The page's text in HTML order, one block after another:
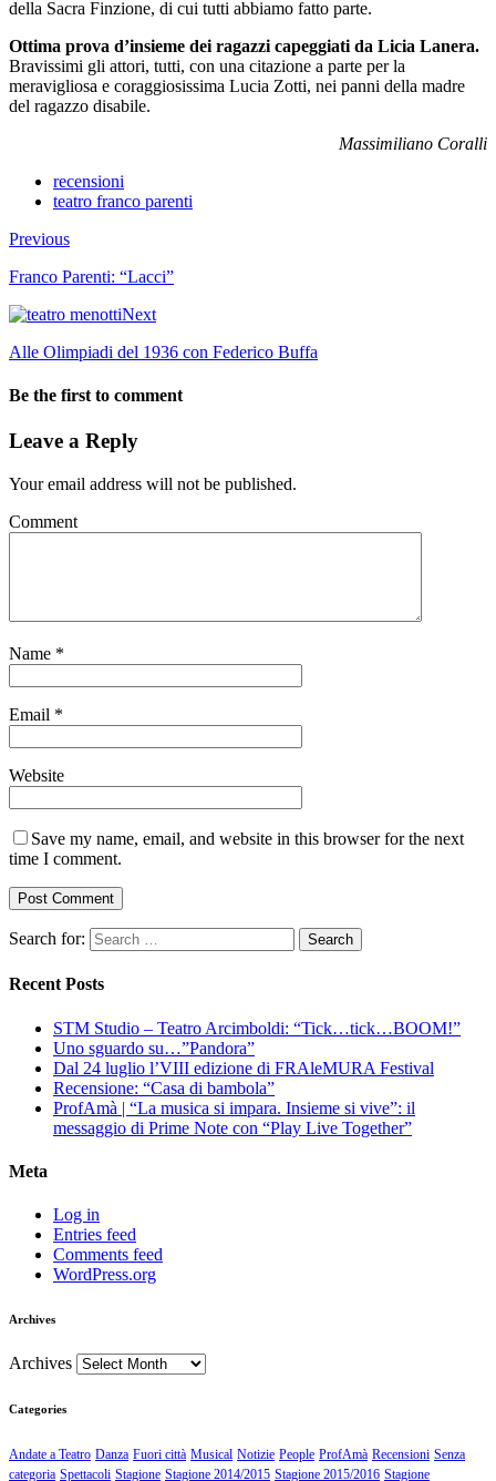
della Sacra Finzione, di cui tutti abbiamo fatto parte.
Ottima prova d’insieme dei ragazzi capeggiati da Licia Lanera.
Bravissimi gli attori, tutti, con una citazione a parte per la
meravigliosa e coraggiosissima Lucia Zotti, nei panni della madre
del ragazzo disabile.
Massimiliano Coralli
recensioni
teatro franco parenti
Previous
Franco Parenti: “Lacci”
Next
Alle Olimpiadi del 1936 con Federico Buffa
Be the first to comment
Leave a Reply
Your email address will not be published.
Comment
Name *
Email *
Website
Save my name, email, and website in this browser for the next
time I comment.
Search for:
Recent Posts
STM Studio – Teatro Arcimboldi: “Tick…tick…BOOM!”
Uno sguardo su…”Pandora”
Dal 24 luglio l’VIII edizione di FRAleMURA Festival
Recensione: “Casa di bambola”
ProfAmà | “La musica si impara. Insieme si vive”: il
messaggio di Prime Note con “Play Live Together”
Meta
Log in
Entries feed
Comments feed
WordPress.org
Archives
Archives
Categories
Andate a Teatro Danza Fuori città Musical Notizie People ProfAmà Recensioni Senza
categoria Spettacoli Stagione Stagione 2014/2015 Stagione 2015/2016 Stagione